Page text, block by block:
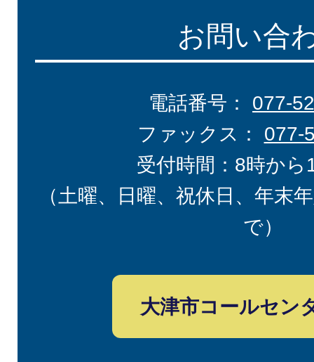
お問い合
電話番号： 077-
ファックス： 077-
受付時間：8時から
（土曜、日曜、祝休日、年末
で）
大津市コールセン